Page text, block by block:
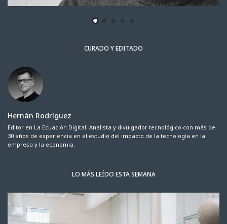
CURADO Y EDITADO
Hernán Rodríguez
Editor en La Ecuación Digital. Analista y divulgador tecnológico con más de
30 años de experiencia en el estudio del impacto de la tecnología en la
empresa y la economía.
LO MÁS LEÍDO ESTA SEMANA